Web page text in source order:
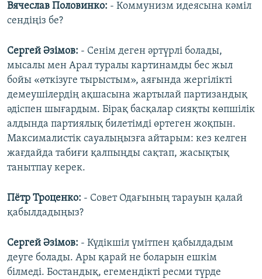
Вячеслав Половинко: - Коммунизм идеясына кәміл
сендіңіз бе?
Сергей Әзімов: - Сенім деген әртүрлі болады,
мысалы мен Арал туралы картинамды бес жыл
бойы «өткізуге тырыстым», аяғында жергілікті
демеушілердің ақшасына жартылай партизандық
әдіспен шығардым. Бірақ басқалар сияқты көпшілік
алдында партиялық билетімді өртеген жоқпын.
Максималистік сауалыңызға айтарым: кез келген
жағдайда табиғи қалпыңды сақтап, жасықтық
танытпау керек.
Пётр Троценко: - Совет Одағының тарауын қалай
қабылдадыңыз?
Сергей Әзімов: - Күдікшіл үмітпен қабылдадым
деуге болады. Ары қарай не боларын ешкім
білмеді. Бостандық, егемендікті ресми түрде